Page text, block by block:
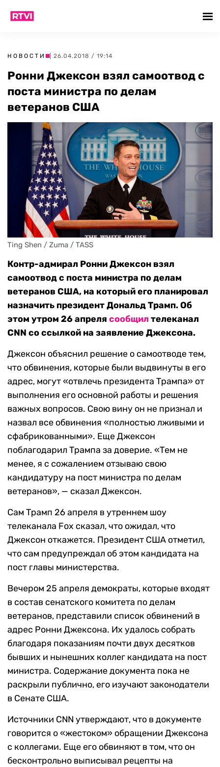
НОВОСТИ | 26.04.2018 / 19:14
Ронни Джексон взял самоотвод с
поста министра по делам
ветеранов США
Ting Shen / Zuma / TASS
Контр-адмирал Ронни Джексон взял
самоотвод с поста министра по делам
ветеранов США, на который его планировал
назначить президент Дональд Трамп. Об
этом утром 26 апреля сообщилтелеканал
CNN со ссылкой на заявление Джексона.
Джексон объяснил решение о самоотводе тем,
что обвинения, которые были выдвинуты в его
адрес, могут «отвлечь президента Трампа» от
выполнения его основной работы и решения
важных вопросов. Свою вину он не признал и
назвал все обвинения «полностью лживыми и
сфабрикованными». Еще Джексон
поблагодарил Трампа за доверие. «Тем не
менее, я с сожалением отзываю свою
кандидатуру на пост министра по делам
ветеранов», — сказал Джексон.
Сам Трамп 26 апреля в утреннем шоу
телеканала Fox сказал, что ожидал, что
Джексон откажется. Президент США отметил,
что сам предупреждал об этом кандидата на
пост главы министерства.
Вечером 25 апреля демократы, которые входят
в состав сенатского комитета по делам
ветеранов, представили список обвинений в
адрес Ронни Джексона. Их удалось собрать
благодаря показаниям почти двух десятков
бывших и нынешних коллег кандидата на пост
министра. Содержание документа пока не
раскрыли публично, его изучают законодатели
в Сенате США.
Источники CNN утверждают, что в документе
говорится о «жестоком» обращении Джексона
с коллегами. Еще его обвиняют в том, что он
бесконтрольно выписывал рецепты на